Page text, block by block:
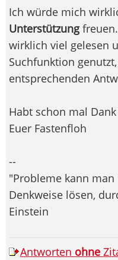
Ich würde mich
Unterstützung
wirklich viel gelesen
Suchfunktion
entsprechenden
Habt schon mal
Euer Fastenfloh
--
"Probleme kann
Denkweise lösen,
Einstein
Antworten ohne